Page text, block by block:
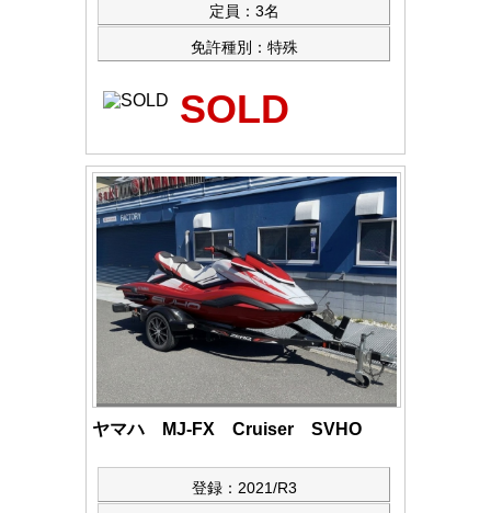
定員：3名
免許種別：特殊
SOLD
ヤマハ MJ-FX Cruiser SVHO
登録：2021/R3